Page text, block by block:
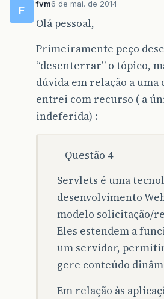
F
fvm6 de mai. de 2014
Olá pessoal,
Primeiramente peço
“desenterrar” o tópico,
dúvida em relação a uma
entrei com recurso ( a
indeferida) :
– Questão 4 –
Servlets é uma
desenvolvimento
modelo solicitação/
Eles estendem a
um servidor,
gere conteúdo
Em relação às